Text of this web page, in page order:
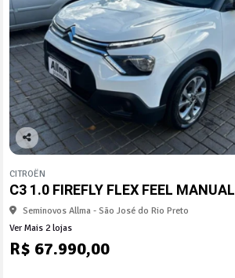
Co
arti
lhe
CITROËN
C3 1.0 FIREFLY FLEX FEEL MANUAL
Seminovos Allma - São José do Rio Preto
Ver Mais 2 lojas
R$ 67.990,00